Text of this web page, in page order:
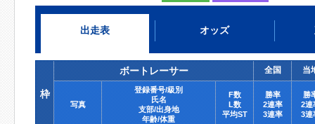
出走表 オッズ
枠
ボートレーサー 全国 当
写真
登録番号/級別
氏名
支部/出身地
年齢/体重
F数
L数
平均ST
勝率
2連率
3連率
勝
2連
3連